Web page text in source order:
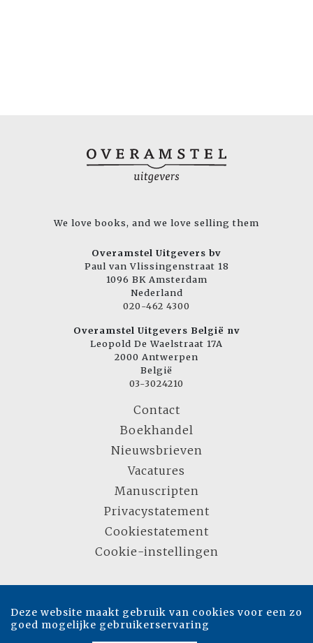
We love books, and we love selling them
Overamstel Uitgevers bv
Paul van Vlissingenstraat 18
1096 BK Amsterdam
Nederland
020-462 4300
Overamstel Uitgevers België nv
Leopold De Waelstraat 17A
2000 Antwerpen
België
03-3024210
Contact
Boekhandel
Nieuwsbrieven
Vacatures
Manuscripten
Privacystatement
Cookiestatement
Cookie-instellingen
Ontwerp door
Dog and Pony
Deze website maakt gebruik van cookies voor een zo
goed mogelijke gebruikerservaring